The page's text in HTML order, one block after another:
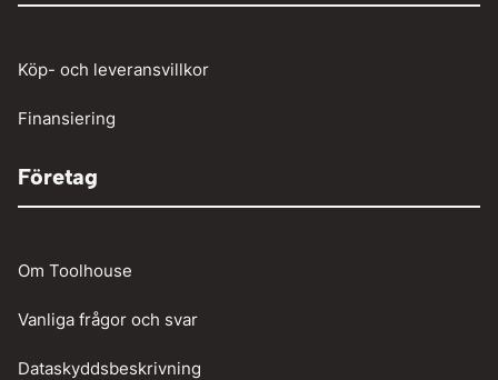
Vinschar
Köp- och leveransvillkor
Finansiering
Företag
Om Toolhouse
Vanliga frågor och svar
Dataskyddsbeskrivning